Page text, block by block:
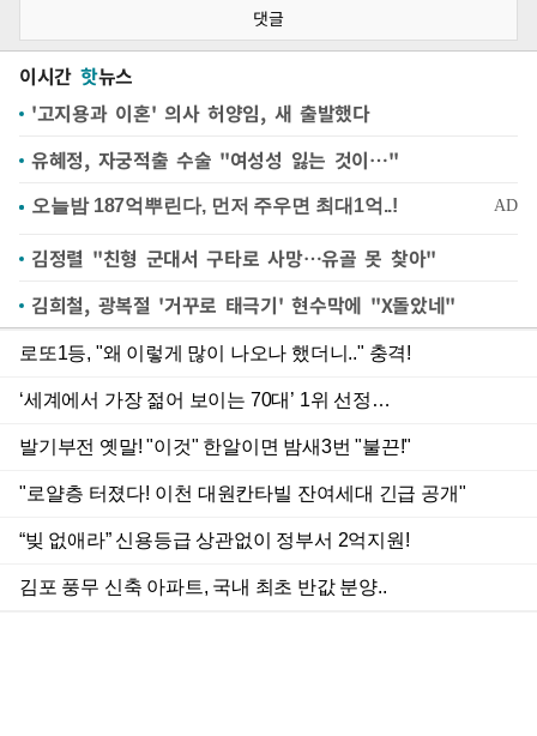
댓글
이시간 핫뉴스
'고지용과 이혼' 의사 허양임, 새 출발했다
유혜정, 자궁적출 수술 "여성성 잃는 것이…"
김정렬 "친형 군대서 구타로 사망…유골 못 찾아"
김희철, 광복절 '거꾸로 태극기' 현수막에 "X돌았네"